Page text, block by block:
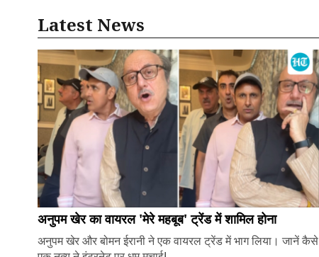
Latest News
अनुपम खेर का वायरल 'मेरे महबूब' ट्रेंड में शामिल होना
अनुपम खेर और बोमन ईरानी ने एक वायरल ट्रेंड में भाग लिया। जानें कैसे